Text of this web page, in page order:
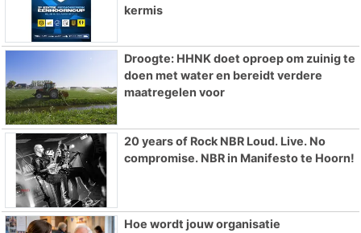
kermis
Droogte: HHNK doet oproep om zuinig te
doen met water en bereidt verdere
maatregelen voor
20 years of Rock NBR Loud. Live. No
compromise. NBR in Manifesto te Hoorn!
Hoe wordt jouw organisatie